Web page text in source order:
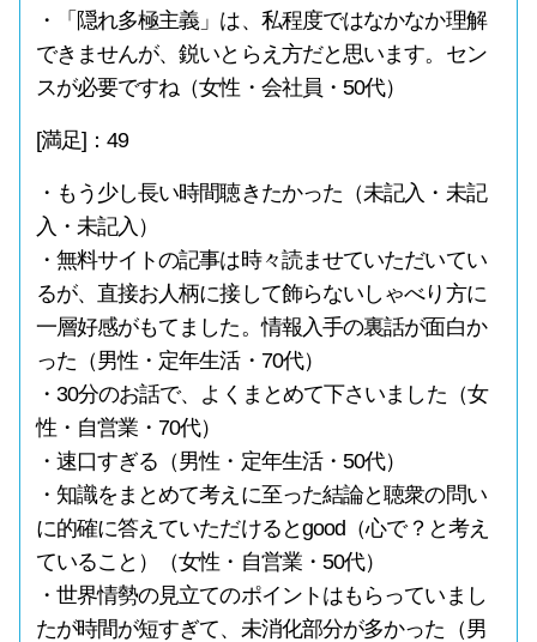
・「隠れ多極主義」は、私程度ではなかなか理解
できませんが、鋭いとらえ方だと思います。セン
スが必要ですね（女性・会社員・50代）
[満足]：49
・もう少し長い時間聴きたかった（未記入・未記
入・未記入）
・無料サイトの記事は時々読ませていただいてい
るが、直接お人柄に接して飾らないしゃべり方に
一層好感がもてました。情報入手の裏話が面白か
った（男性・定年生活・70代）
・30分のお話で、よくまとめて下さいました（女
性・自営業・70代）
・速口すぎる（男性・定年生活・50代）
・知識をまとめて考えに至った結論と聴衆の問い
に的確に答えていただけるとgood（心で？と考え
ていること）（女性・自営業・50代）
・世界情勢の見立てのポイントはもらっていまし
たが時間が短すぎて、未消化部分が多かった（男